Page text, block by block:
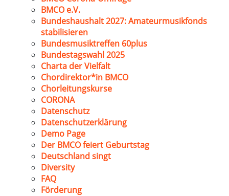
BMCO e.V.
Bundeshaushalt 2027: Amateurmusikfonds
stabilisieren
Bundesmusiktreffen 60plus
Bundestagswahl 2025
Charta der Vielfalt
Chordirektor*in BMCO
Chorleitungskurse
CORONA
Datenschutz
Datenschutzerklärung
Demo Page
Der BMCO feiert Geburtstag
Deutschland singt
Diversity
FAQ
Förderung